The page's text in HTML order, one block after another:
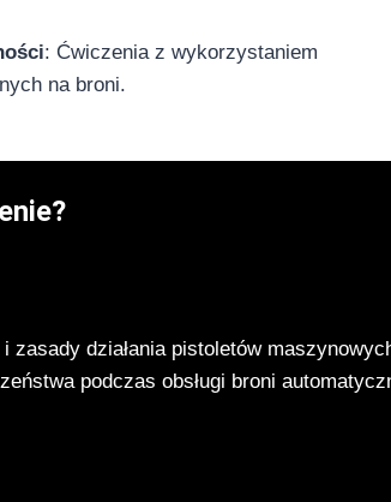
: Ćwiczenia z wykorzystaniem
na broni.
zasady działania pistoletów
podczas obsługi broni